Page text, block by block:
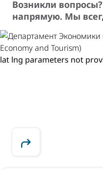
Возникли
напрямую. Мы
lat lng parameters not